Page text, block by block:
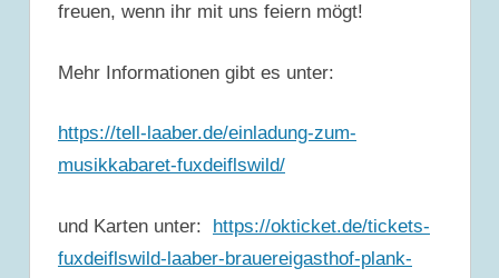
freuen, wenn ihr mit uns feiern mögt!
Mehr Informationen gibt es unter:
https://tell-laaber.de/einladung-zum-
musikkabaret-fuxdeiflswild/
und Karten unter: https://okticket.de/tickets-
fuxdeiflswild-laaber-brauereigasthof-plank-